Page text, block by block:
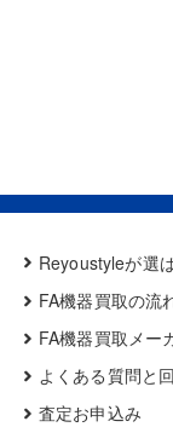
Reyoustyleが選
FA機器買取の流
FA機器買取メー
よくある質問と
査定お申込み